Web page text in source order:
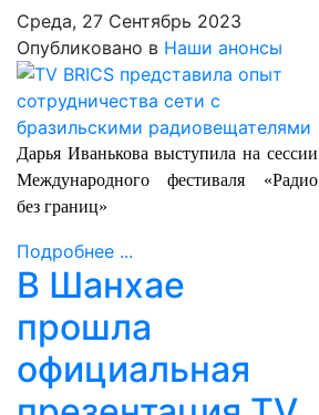
Среда, 27 Сентябрь 2023
Опубликовано в Наши анонсы
Дарья Иванькова выступила на сессии
Международного фестиваля «Радио
без границ»
Подробнее ...
В Шанхае
прошла
официальная